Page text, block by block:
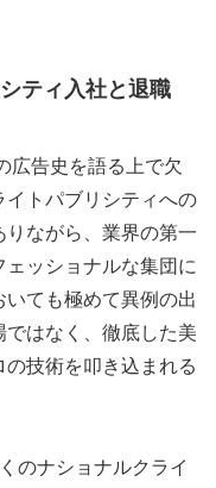
ティ入社と退職
広告史を語る上で欠
トパブリシティへの
りながら、業界の第一
ッショナルな集団に
ても極めて異例の出
はなく、徹底した美
技術を叩き込まれる
のナショナルクライ